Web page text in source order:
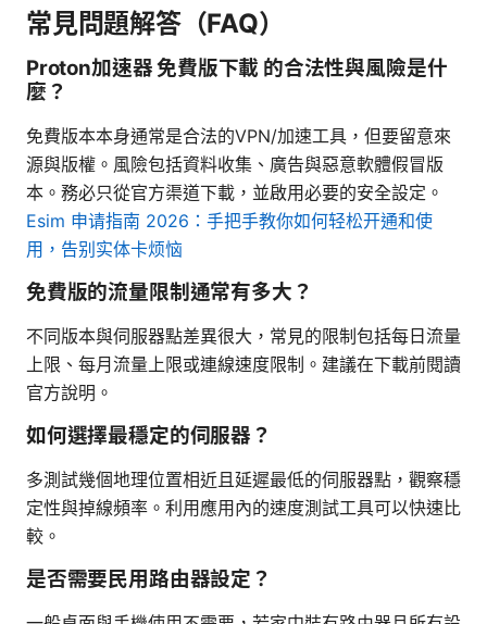
常見問題解答（FAQ）
Proton加速器 免費版下載 的合法性與風險是什
麼？
免費版本本身通常是合法的VPN/加速工具，但要留意來
源與版權。風險包括資料收集、廣告與惡意軟體假冒版
本。務必只從官方渠道下載，並啟用必要的安全設定。
Esim 申请指南 2026：手把手教你如何轻松开通和使
用，告别实体卡烦恼
免費版的流量限制通常有多大？
不同版本與伺服器點差異很大，常見的限制包括每日流量
上限、每月流量上限或連線速度限制。建議在下載前閱讀
官方說明。
如何選擇最穩定的伺服器？
多測試幾個地理位置相近且延遲最低的伺服器點，觀察穩
定性與掉線頻率。利用應用內的速度測試工具可以快速比
較。
是否需要民用路由器設定？